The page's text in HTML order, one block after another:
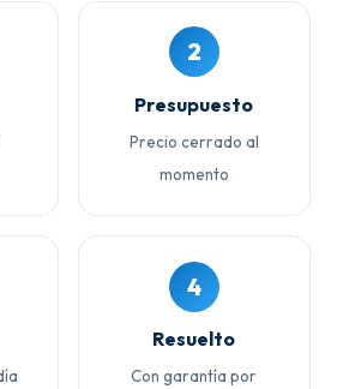
2
Presupuesto
Precio cerrado al
momento
4
Resuelto
Con garantía por